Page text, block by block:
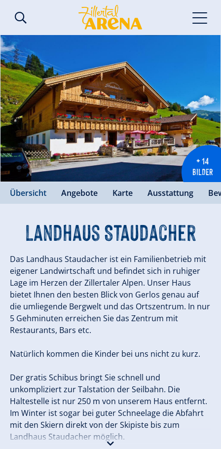
+ 14
BILDER
Übersicht Angebote Karte Ausstattung
Landhaus Staudacher
Das Landhaus Staudacher ist ein Familienbetrieb mit
eigener Landwirtschaft und befindet sich in ruhiger
Lage im Herzen der Zillertaler Alpen. Unser Haus
bietet Ihnen den besten Blick von Gerlos genau auf
die umliegende Bergwelt und das Ortszentrum. In nur
5 Gehminuten erreichen Sie das Zentrum mit
Restaurants, Bars etc.
Natürlich kommen die Kinder bei uns nicht zu kurz.
Der gratis Schibus bringt Sie schnell und
unkompliziert zur Talstation der Seilbahn. Die
Haltestelle ist nur 250 m von unserem Haus entfernt.
Im Winter ist sogar bei guter Schneelage die Abfahrt
mit den Skiern direkt von der Skipiste bis zum
Landhaus Staudacher möglich.